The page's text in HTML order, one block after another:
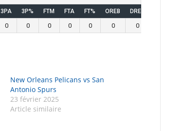
3PA 3P% FTM FTA FT% OREB DREB
0 0 0 0 0 0 0
New Orleans Pelicans vs San
Antonio Spurs
23 février 2025
Article similaire